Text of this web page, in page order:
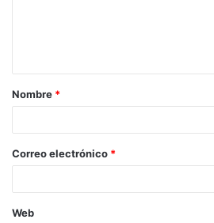
Nombre *
Correo electrónico *
Web